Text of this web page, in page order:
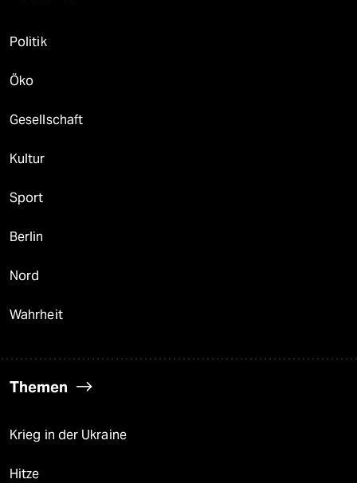
Politik
Öko
Gesellschaft
Kultur
Sport
Berlin
Nord
Wahrheit
Themen
Krieg in der Ukraine
Hitze